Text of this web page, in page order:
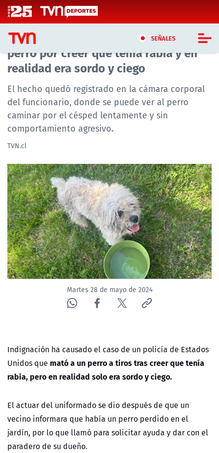
Click acá para ir directamente al contenido
SEÑALES
CASTING MASTERCHEF CHILE
CASTING TVN VERTICAL
TVN VERTICAL
TVN PLAY
PROGRAMAS
TELESERIES
NTV
ACTUALIDAD Y TENDENCIAS
CORPORATIVO Y TRANSPARENCIA
CANAL DE DENUNCIAS
Brutal caso en EE.UU.: Policía mata a
perro por creer que tenía rabia y en
realidad era sordo y ciego
El hecho quedó registrado en la cámara corporal
del funcionario, donde se puede ver al perro
caminar por el césped lentamente y sin
comportamiento agresivo.
TVN.cl
Martes 28 de mayo de 2024
Indignación ha causado el caso de un policía de Estados
Unidos que mató a un perro a tiros tras creer que tenía
rabia, pero en realidad solo era sordo y ciego.
El actuar del uniformado se dio después de que un
vecino informara que había un perro perdido en el
jardín, por lo que llamó para solicitar ayuda y dar con el
paradero de su dueño.